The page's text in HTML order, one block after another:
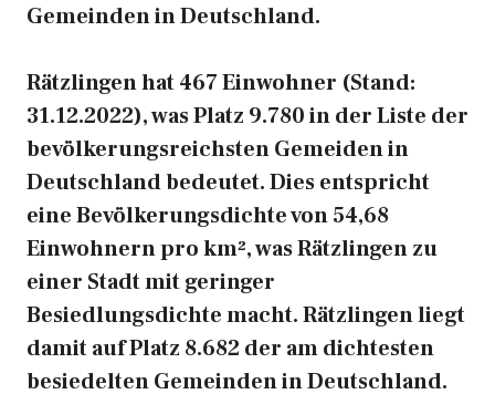
Gemeinden in Deutschland.
Rätzlingen hat 467 Einwohner (Stand:
31.12.2022), was Platz 9.780 in der Liste der
bevölkerungsreichsten Gemeiden in
Deutschland bedeutet. Dies entspricht
eine Bevölkerungsdichte von 54,68
Einwohnern pro km², was Rätzlingen zu
einer Stadt mit geringer
Besiedlungsdichte macht. Rätzlingen liegt
damit auf Platz 8.682 der am dichtesten
besiedelten Gemeinden in Deutschland.